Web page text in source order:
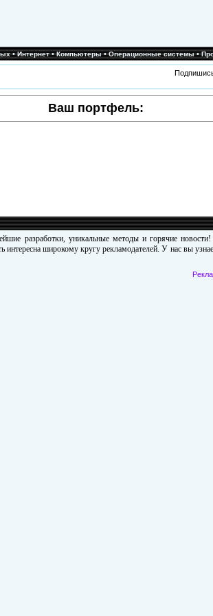
•Интернет•Компьютеры•Операционные системы•
Ваш портфель:
разработки, уникальные методы и горячие
широкому кругу рекламодателей. У нас вы